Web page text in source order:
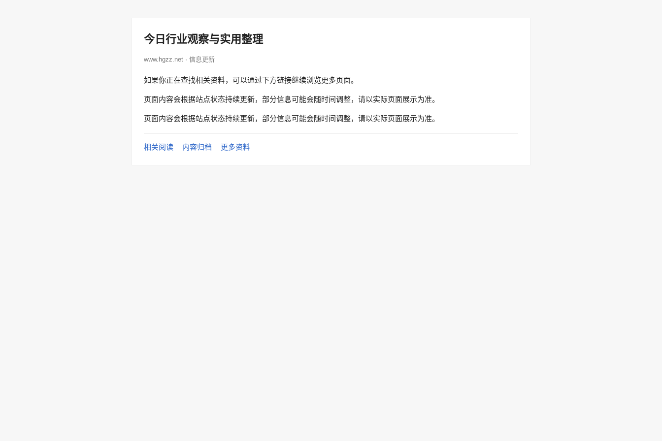
今日行业观察与实用整理
www.hgzz.net · 信息更新
如果你正在查找相关资料，可以通过下方链接继续浏览更多页面。
页面内容会根据站点状态持续更新，部分信息可能会随时间调整，请以实际页面展示为准。
页面内容会根据站点状态持续更新，部分信息可能会随时间调整，请以实际页面展示为准。
相关阅读 内容归档 更多资料